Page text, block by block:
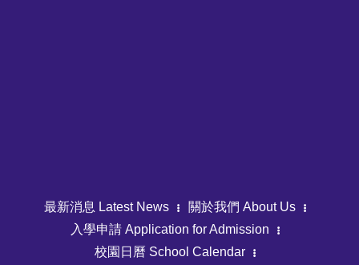
最新消息 Latest News
關於我們 About Us
入學申請 Application for Admission
校園日曆 School Calendar